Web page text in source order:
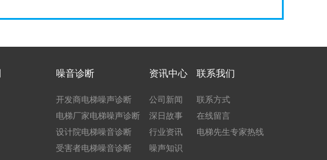
噪音诊断
开发商电梯噪声诊断
电梯厂家电梯噪声诊断
设计院电梯噪音诊断
受害者电梯噪音诊断
资讯中心
公司新闻
深日故事
行业资讯
噪声知识
联系我们
联系方式
在线留言
电梯先生专家热线